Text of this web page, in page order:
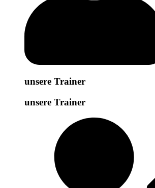
unsere Trainer
unsere Trainer